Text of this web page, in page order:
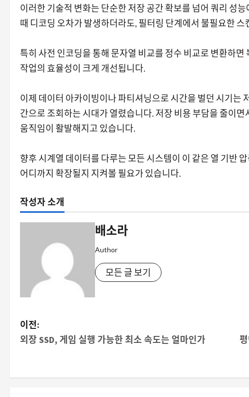
이러한 기술적 변화는 단순한 저장 공간 확보를 넘어 쿼리 성
때 디코딩 오차가 발생하더라도, 필터링 단계에서 불필요한
특히 사전 인코딩을 통해 문자열 비교를 정수 비교로 변환하
작업의 효율성이 크게 개선됩니다.
이제 데이터 아카이빙이나 파티셔닝으로 시간을 벌던 시기는
간으로 조회하는 시대가 열렸습니다. 저장 비용 부담을 줄이
움직임이 활발해지고 있습니다.
향후 시계열 데이터를 다루는 모든 시스템이 이 같은 열 기반
어디까지 확장될지 지켜볼 필요가 있습니다.
작성자 소개
배소라
Author
모든 글 보기
게
시
이전:
외장 SSD, 게임 실행 가능한 최소 속도는 얼마인가